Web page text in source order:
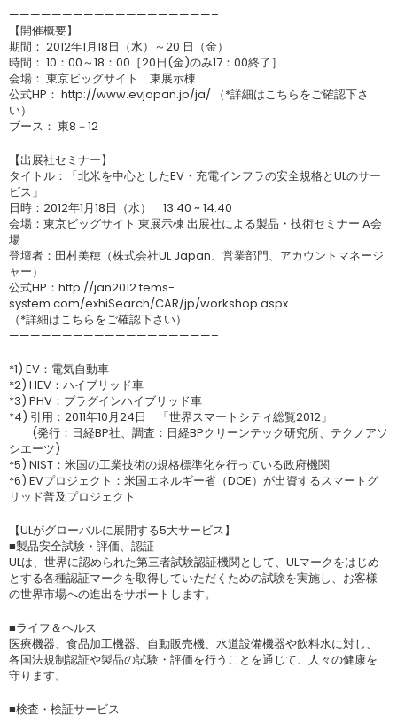
———————————————————–
【開催概要】
期間： 2012年1月18日（水）～20 日（金）
時間： 10：00～18：00［20日(金)のみ17：00終了］
会場： 東京ビッグサイト 東展示棟
公式HP： http://www.evjapan.jp/ja/ （*詳細はこちらをご確認下さ
い）
ブース： 東8－12
【出展社セミナー】
タイトル：「北米を中心としたEV・充電インフラの安全規格とULのサー
ビス」
日時：2012年1月18日（水） 13:40 ~ 14:40
会場：東京ビッグサイト 東展示棟 出展社による製品・技術セミナー A会
場
登壇者：田村美穂（株式会社UL Japan、営業部門、アカウントマネージ
ャー）
公式HP：http://jan2012.tems-
system.com/exhiSearch/CAR/jp/workshop.aspx
（*詳細はこちらをご確認下さい）
———————————————————–
*1) EV：電気自動車
*2) HEV：ハイブリッド車
*3) PHV：プラグインハイブリッド車
*4) 引用：2011年10月24日 「世界スマートシティ総覧2012」
(発行：日経BP社、調査：日経BPクリーンテック研究所、テクノアソ
シエーツ)
*5) NIST：米国の工業技術の規格標準化を行っている政府機関
*6) EVプロジェクト：米国エネルギー省（DOE）が出資するスマートグ
リッド普及プロジェクト
【ULがグローバルに展開する5大サービス】
■製品安全試験・評価、認証
ULは、世界に認められた第三者試験認証機関として、ULマークをはじめ
とする各種認証マークを取得していただくための試験を実施し、お客様
の世界市場への進出をサポートします。
■ライフ＆ヘルス
医療機器、食品加工機器、自動販売機、水道設備機器や飲料水に対し、
各国法規制認証や製品の試験・評価を行うことを通じて、人々の健康を
守ります。
■検査・検証サービス